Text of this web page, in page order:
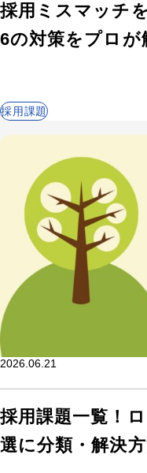
キーワードか
カテゴリから
採用ミスマッチ
6の対策をプロが
採用課題
2026.06.21
採用課題一覧！
選に分類・解決